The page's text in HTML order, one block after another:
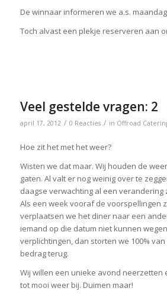
De winnaar informeren we a.s.
Toch alvast een plekje reserveren aan
Veel gestelde vragen: 2
april 17, 2012 / 0 Reacties / in Offroad
Hoe zit het met het weer?
Wisten we dat maar. Wij houden de
gaten. Al valt er nog weinig over te
daagse verwachting al een verandering
Als een week vooraf de voorspellingen
verplaatsen we het diner naar een
iemand op die datum niet kunnen
verplichtingen, dan storten we 100%
bedrag terug.
Wij willen een unieke avond neerzetten
tot mooi weer bij. Duimen maar!